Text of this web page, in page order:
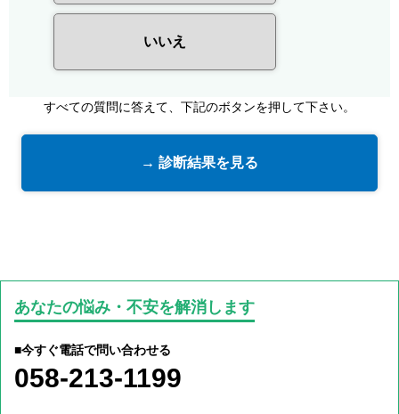
いいえ
すべての質問に答えて、下記のボタンを押して下さい。
→ 診断結果を見る
あなたの悩み・不安を解消します
■今すぐ電話で問い合わせる
058-213-1199